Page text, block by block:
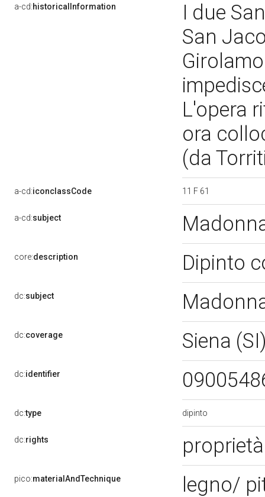
a-cd:historicalInformation
I due
San
L'opera
ora
(da
a-cd:iconclassCode 11 F 61
a-cd:subject
core:description Dipinto
dc:subject
dc:coverage Siena
dc:identifier
dc:type dipinto
dc:rights
pico:materialAndTechnique legno/